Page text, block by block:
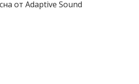
от Adaptive Sound